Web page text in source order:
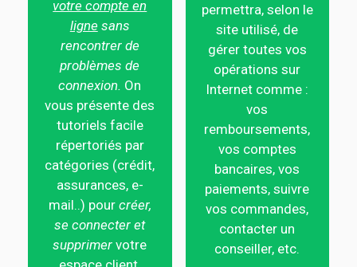
votre compte en
ligne sans
rencontrer de
problèmes de
connexion. On
vous présente des
tutoriels facile
répertoriés par
catégories (crédit,
assurances, e-
mail..) pour créer,
se connecter et
supprimer votre
permettra, selon le
site utilisé, de
gérer toutes vos
opérations sur
Internet comme :
vos
remboursements,
vos comptes
bancaires, vos
paiements, suivre
vos commandes,
contacter un
conseiller, etc.